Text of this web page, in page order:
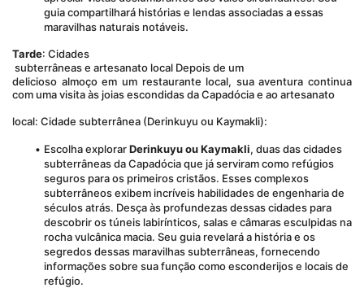
guia compartilhará histórias e lendas associadas a essas
maravilhas naturais notáveis.
Tarde: Cidades
subterrâneas e artesanato local Depois de um
delicioso almoço em um restaurante local, sua aventura continua
com uma visita às joias escondidas da Capadócia e ao artesanato
local: Cidade subterrânea (Derinkuyu ou Kaymakli):
Escolha explorar Derinkuyu ou Kaymakli, duas das cidades
subterrâneas da Capadócia que já serviram como refúgios
seguros para os primeiros cristãos. Esses complexos
subterrâneos exibem incríveis habilidades de engenharia de
séculos atrás. Desça às profundezas dessas cidades para
descobrir os túneis labirínticos, salas e câmaras esculpidas na
rocha vulcânica macia. Seu guia revelará a história e os
segredos dessas maravilhas subterrâneas, fornecendo
informações sobre sua função como esconderijos e locais de
refúgio.